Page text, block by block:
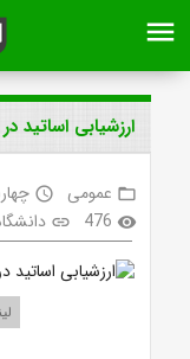
menu
ارزشیابی اساتید در سیستم
folder_open عمومی access_time چهارشنبه 18
visibility
476
link